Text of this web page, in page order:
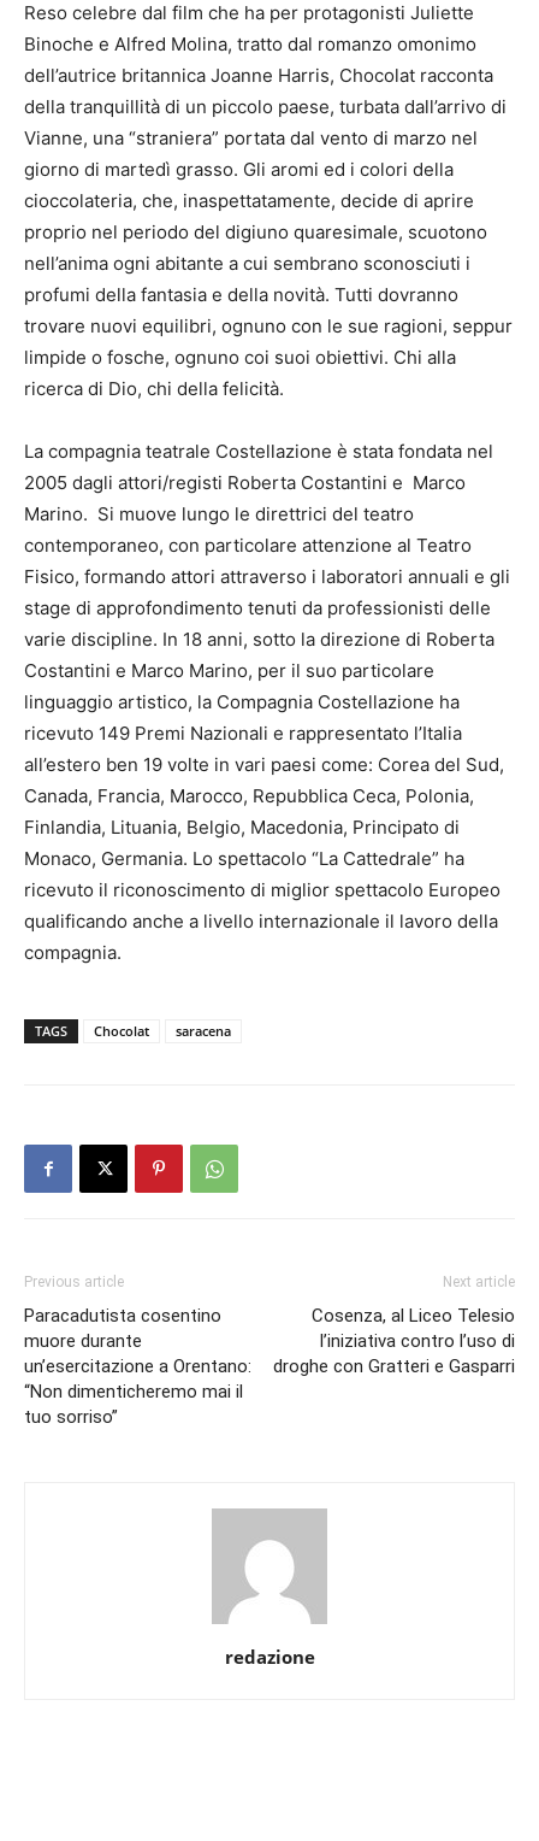
Reso celebre dal film che ha per protagonisti Juliette
Binoche e Alfred Molina, tratto dal romanzo omonimo
dell’autrice britannica Joanne Harris, Chocolat racconta
della tranquillità di un piccolo paese, turbata dall’arrivo di
Vianne, una “straniera” portata dal vento di marzo nel
giorno di martedì grasso. Gli aromi ed i colori della
cioccolateria, che, inaspettatamente, decide di aprire
proprio nel periodo del digiuno quaresimale, scuotono
nell’anima ogni abitante a cui sembrano sconosciuti i
profumi della fantasia e della novità. Tutti dovranno
trovare nuovi equilibri, ognuno con le sue ragioni, seppur
limpide o fosche, ognuno coi suoi obiettivi. Chi alla
ricerca di Dio, chi della felicità.
La compagnia teatrale Costellazione è stata fondata nel
2005 dagli attori/registi Roberta Costantini e Marco
Marino. Si muove lungo le direttrici del teatro
contemporaneo, con particolare attenzione al Teatro
Fisico, formando attori attraverso i laboratori annuali e gli
stage di approfondimento tenuti da professionisti delle
varie discipline. In 18 anni, sotto la direzione di Roberta
Costantini e Marco Marino, per il suo particolare
linguaggio artistico, la Compagnia Costellazione ha
ricevuto 149 Premi Nazionali e rappresentato l’Italia
all’estero ben 19 volte in vari paesi come: Corea del Sud,
Canada, Francia, Marocco, Repubblica Ceca, Polonia,
Finlandia, Lituania, Belgio, Macedonia, Principato di
Monaco, Germania. Lo spettacolo “La Cattedrale” ha
ricevuto il riconoscimento di miglior spettacolo Europeo
qualificando anche a livello internazionale il lavoro della
compagnia.
TAGS Chocolat saracena
Previous article
Paracadutista cosentino
muore durante
un’esercitazione a Orentano:
“Non dimenticheremo mai il
tuo sorriso”
Next article
Cosenza, al Liceo Telesio
l’iniziativa contro l’uso di
droghe con Gratteri e Gasparri
redazione